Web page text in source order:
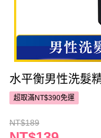
水平衡男性洗髮
超取滿NT$390免運
NT$189